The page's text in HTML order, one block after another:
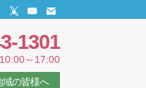
1301
～17:00
域の皆様へ